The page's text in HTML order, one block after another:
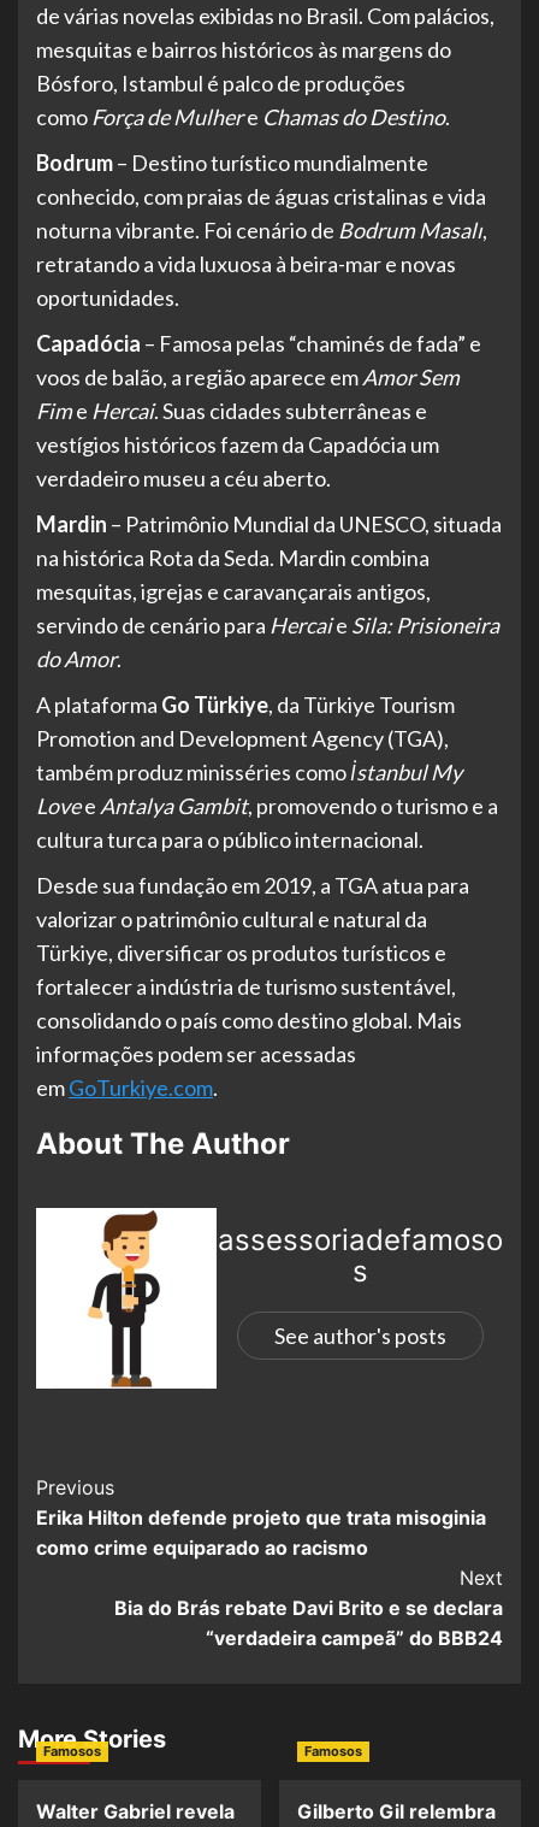
de várias novelas exibidas no Brasil. Com palácios,
mesquitas e bairros históricos às margens do
Bósforo, Istambul é palco de produções
como Força de Mulhere Chamas do Destino.
Bodrum– Destino turístico mundialmente
conhecido, com praias de águas cristalinas e vida
noturna vibrante. Foi cenário de Bodrum Masalı,
retratando a vida luxuosa à beira-mar e novas
oportunidades.
Capadócia – Famosa pelas “chaminés de fada” e
voos de balão, a região aparece emAmor Sem
Fime Hercai. Suas cidades subterrâneas e
vestígios históricos fazem da Capadócia um
verdadeiro museu a céu aberto.
Mardin – Patrimônio Mundial da UNESCO, situada
na histórica Rota da Seda. Mardin combina
mesquitas, igrejas e caravançarais antigos,
servindo de cenário para Hercaie Sila: Prisioneira
do Amor.
A plataforma Go Türkiye, da Türkiye Tourism
Promotion and Development Agency (TGA),
também produz minisséries comoİstanbul My
Lovee Antalya Gambit, promovendo o turismo e a
cultura turca para o público internacional.
Desde sua fundação em 2019, a TGA atua para
valorizar o patrimônio cultural e natural da
Türkiye, diversificar os produtos turísticos e
fortalecer a indústria de turismo sustentável,
consolidando o país como destino global. Mais
informações podem ser acessadas
emGoTurkiye.com.
About The Author
assessoriadefamoso
s
See author's posts
Previous
Erika Hilton defende projeto que trata misoginia
como crime equiparado ao racismo
Next
Bia do Brás rebate Davi Brito e se declara
“verdadeira campeã” do BBB24
More Stories
Famosos
Walter Gabriel revela
Famosos
Gilberto Gil relembra